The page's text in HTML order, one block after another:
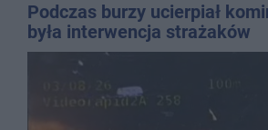
Podczas burzy ucierpiał
była interwencja strażaków